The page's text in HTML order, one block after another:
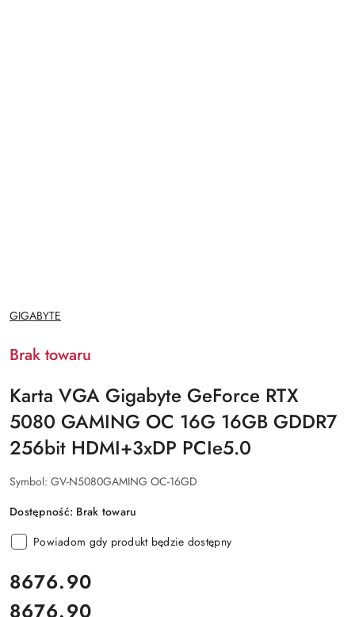
NAZWA
PRODUCENTA:
GIGABYTE
Brak towaru
Karta VGA Gigabyte GeForce RTX
5080 GAMING OC 16G 16GB GDDR7
256bit HDMI+3xDP PCIe5.0
Symbol: GV-N5080GAMING OC-16GD
Dostępność: Brak towaru
Powiadom gdy produkt będzie dostępny
cena:
8676.90
Cena:
8676.90